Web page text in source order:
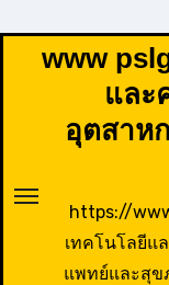
content
www
และ
อุตสาห
https://
เทคโนโลยีแ
แพทย์และสุข